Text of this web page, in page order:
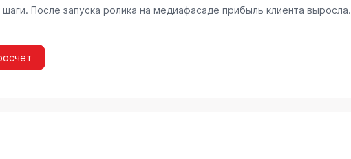
После запуска ролика на медиафасаде прибыль клиента выросла.